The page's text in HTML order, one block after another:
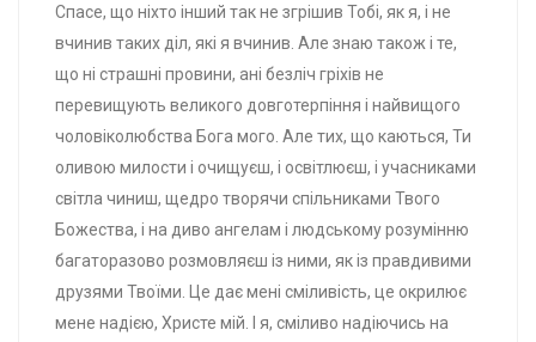
Спасе, що ніхто інший так не згрішив Тобі, як я, і не
вчинив таких діл, які я вчинив. Але знаю також і те,
що ні страшні провини, ані безліч гріхів не
перевищують великого довготерпіння і найвищого
чоловіколюбства Бога мого. Але тих, що каються, Ти
оливою милости і очищуєш, і освітлюєш, і учасниками
світла чиниш, щедро творячи спільниками Твого
Божества, і на диво ангелам і людському розумінню
багаторазово розмовляєш із ними, як із правдивими
друзями Твоїми. Це дає мені сміливість, це окрилює
мене надією, Христе мій. І я, сміливо надіючись на